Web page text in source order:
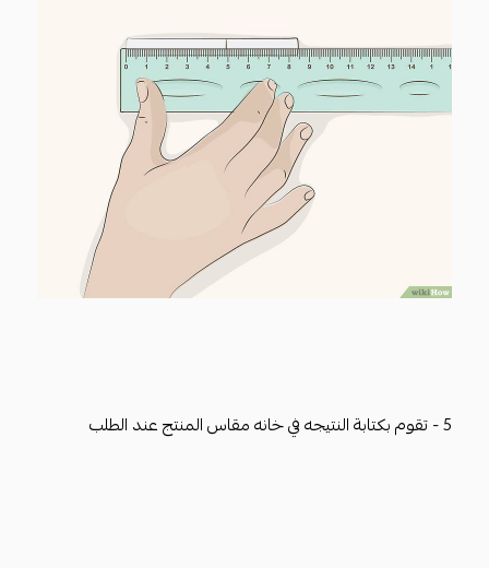
5 - تقوم بكتابة النتيجه في خانه مقاس المنتج عند الطلب